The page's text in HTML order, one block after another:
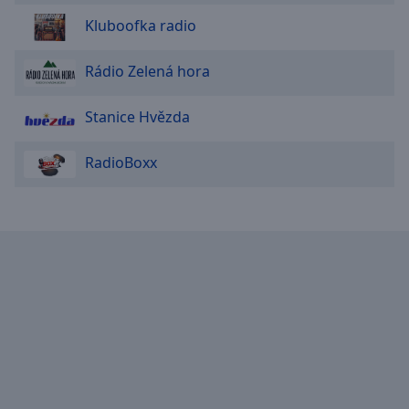
Kluboofka radio
Rádio Zelená hora
Stanice Hvězda
RadioBoxx